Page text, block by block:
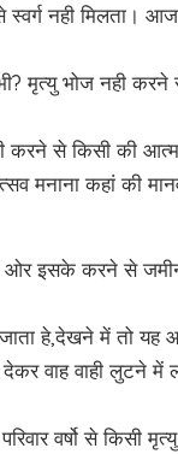
स्वर्ग नही मिलता।
मृत्यु भोज नही
से किसी की आत्मा
कहां की
ओर इसके करने से
हे,देखने में तो यह
वाह वाही लुटने
वर्षो से किसी